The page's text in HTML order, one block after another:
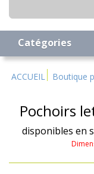
Catégories
ACCUEIL Boutique
Pochoirs
disponibles en